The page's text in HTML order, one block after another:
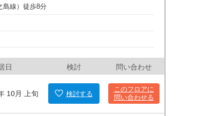
械式駐車場を併設しているため、自家用車での
の機動性が大幅に向上します。 周辺環境も
IPビルは、アクセスの良さが一つの魅力で、最
す。また、渡辺橋駅や大江橋駅も徒歩圏内にあ
に位置しており、ビジネスに集中できる落ち着
肥後橋IPビルは、その立地、
なビジネスのスタートや、事業用オフィスの移転
島線 ） 徒歩8分
日 検討 問い合わせ
10月 上旬 検討する
このフロアに
問い合わせる